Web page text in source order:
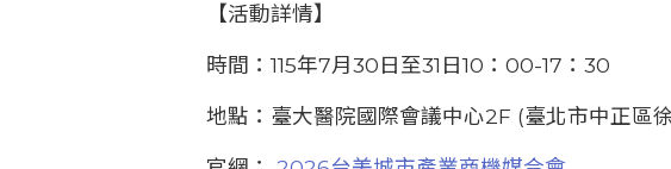
【活動詳情】
時間：115年7月30日至31日10：00-17：30
地點：臺大醫院國際會議中心2F (臺北市中正區